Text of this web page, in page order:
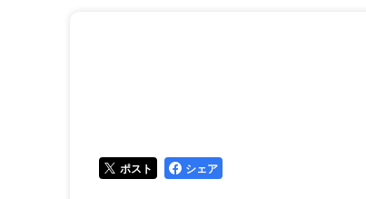
ポスト シェア